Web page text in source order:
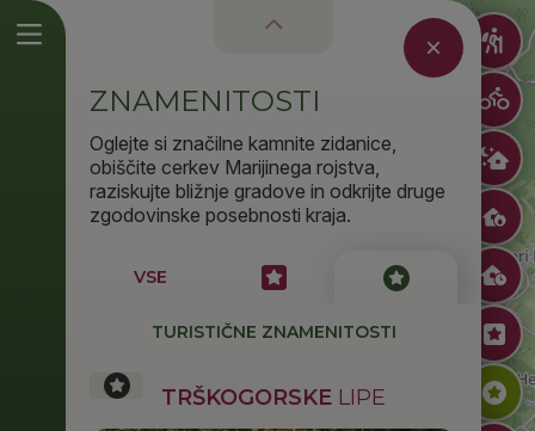
ZNAMENITOSTI
Oglejte si značilne kamnite zidanice,
obiščite cerkev Marijinega rojstva,
raziskujte bližnje gradove in odkrijte druge
zgodovinske posebnosti kraja.
VSE
TURISTIČNE ZNAMENITOSTI
TRŠKOGORSKE LIPE